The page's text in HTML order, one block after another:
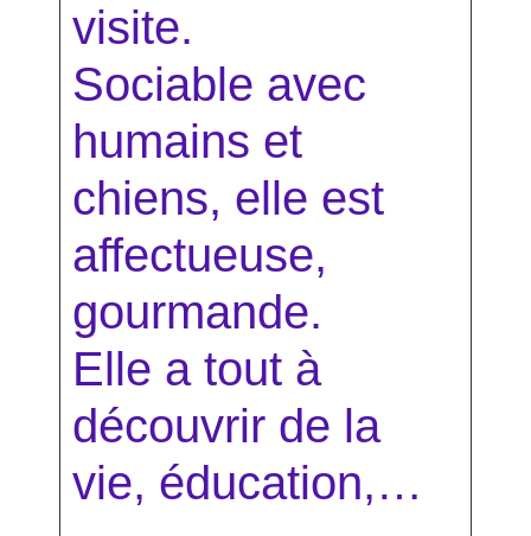
visite.
Sociable avec
humains et
chiens, elle est
affectueuse,
gourmande.
Elle a tout à
découvrir de la
vie, éducation,…